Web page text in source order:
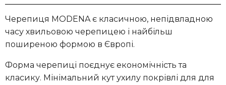
Черепиця MODENA є класичною, непідвладною
часу хвильовою черепицею і найбільш
поширеною формою в Європі.
Форма черепиці поєднує економічність та
класику. Мінімальний кут ухилу покрівлі для для